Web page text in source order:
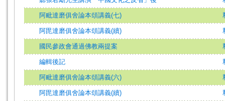
阿毗達磨俱舍論本頌講義(七)
阿毘達磨俱舍論本頌講義(續)
國民參政會通過佛教兩提案
編輯後記
阿毗達磨俱舍論本頌講義(六)
阿毘達磨俱舍論本頌講義(續)